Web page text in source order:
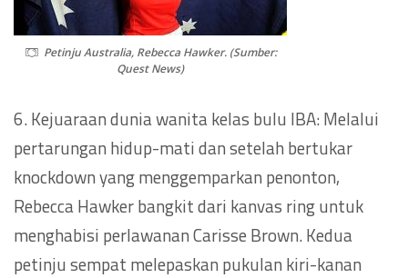
Petinju Australia, Rebecca Hawker. (Sumber:
Quest News)
6. Kejuaraan dunia wanita kelas bulu IBA: Melalui
pertarungan hidup-mati dan setelah bertukar
knockdown yang menggemparkan penonton,
Rebecca Hawker bangkit dari kanvas ring untuk
menghabisi perlawanan Carisse Brown. Kedua
petinju sempat melepaskan pukulan kiri-kanan